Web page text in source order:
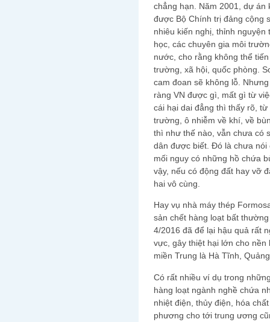
chẳng hạn. Năm 2001, dự án
được Bộ Chính trị đảng cộng
nhiêu kiến nghị, thỉnh
học, các chuyên gia môi
nước, cho rằng không thể
trường, xã hội, quốc phòng.
cam đoan sẽ không lỗ.
ràng VN được gì, mất gì từ
cái hại dai đẳng thì thấy rõ,
trường, ô nhiễm về khí, về
thì như thế nào, vẫn chưa có
dân được biết. Đó là chưa nói
mối nguy có những hồ chứa
vậy, nếu có động đất hay vỡ
hai vô cùng.
Hay vụ nhà máy thép
sản chết hàng loạt bất
4/2016 đã để lại hậu quả rất
vực, gây thiệt hại lớn cho
miền Trung là Hà Tĩnh,
Có rất nhiều ví dụ trong
hàng loạt ngành nghề chứa
nhiệt điện, thủy điện, hóa
phương cho tới trung ương